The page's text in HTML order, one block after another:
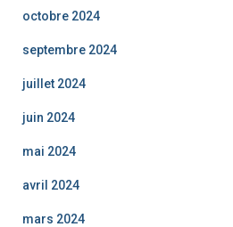
octobre 2024
septembre 2024
juillet 2024
juin 2024
mai 2024
avril 2024
mars 2024